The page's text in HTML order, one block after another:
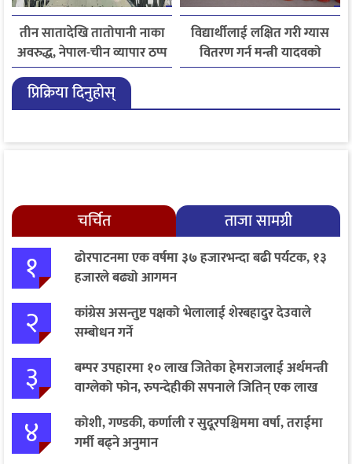
तीन सातादेखि तातोपानी नाका
अवरुद्ध, नेपाल-चीन व्यापार ठप्प
विद्यार्थीलाई लक्षित गरी ग्यास
वितरण गर्न मन्त्री यादवको
निर्देशन
प्रिक्रिया दिनुहोस्
चर्चित ताजा सामग्री
१
ढोरपाटनमा एक वर्षमा ३७ हजारभन्दा बढी पर्यटक, १३
हजारले बढ्यो आगमन
२
कांग्रेस असन्तुष्ट पक्षको भेलालाई शेरबहादुर देउवाले
सम्बोधन गर्ने
३
बम्पर उपहारमा १० लाख जितेका हेमराजलाई अर्थमन्त्री
वाग्लेको फोन, रुपन्देहीकी सपनाले जितिन् एक लाख
४
कोशी, गण्डकी, कर्णाली र सुदूरपश्चिममा वर्षा, तराईमा
गर्मी बढ्ने अनुमान